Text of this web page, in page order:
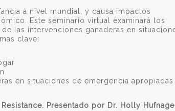
a nivel mundial, y causa impactos
Este seminario virtual examinará los
las intervenciones ganaderas en
clave:
en situaciones de emergencia apropiadas
Presentado por Dr. Holly